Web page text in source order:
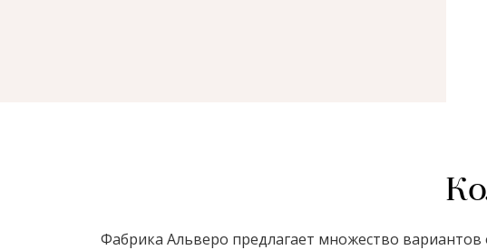
Фабрика Альверо предлагает множество